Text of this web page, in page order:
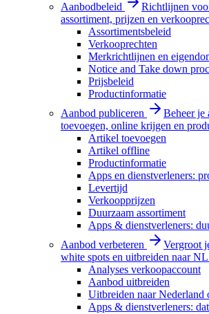
Aanbodbeleid
Richtlijnen
assortiment, prijzen en
Assortimentsbeleid
Verkooprechten
Merkrichtlijnen en
Notice and Take down
Prijsbeleid
Productinformatie
Aanbod publiceren
Beheer je
toevoegen, online krijgen en
Artikel toevoegen
Artikel offline
Productinformatie
Apps en dienstverleners:
Levertijd
Verkoopprijzen
Duurzaam assortiment
Apps & dienstverleners:
Aanbod verbeteren
Vergroot
white spots en uitbreiden naar
Analyses verkoopaccount
Aanbod uitbreiden
Uitbreiden naar Nederland
Apps & dienstverleners: